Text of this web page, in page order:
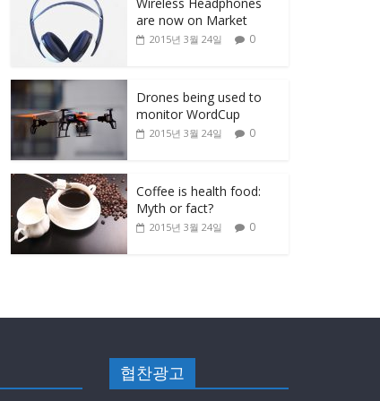
are now on Market
2015년 3월 24일 0
Drones being used to
monitor WordCup
2015년 3월 24일 0
Coffee is health food:
Myth or fact?
2015년 3월 24일 0
협찬광고